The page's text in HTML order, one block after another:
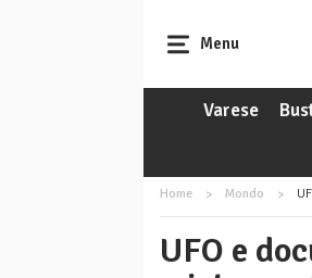
Menu
Varese
Home Mondo
UFO e